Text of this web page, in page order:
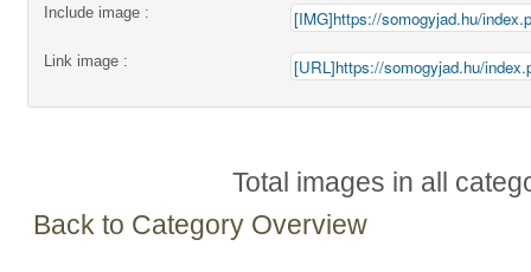
Include image :
Link image :
Total images in all
Back to Category Overview